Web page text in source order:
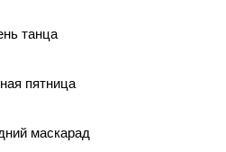
танца
пятница
маскарад